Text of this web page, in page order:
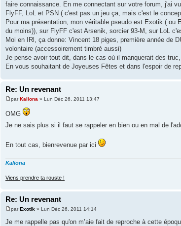
faire connaissance. En me connectant sur votre forum, j'ai
FlyFF, LoL et PSN ( c'est pas un jeu ça, mais c'est le
Pour ma présentation, mon véritable pseudo est Exotik (
du moins)), sur FlyFF c'est Arsenik, sorcier 93-M, sur LoL
Moi en IRl, ça donne: Vincent 18 piges, première année de
volontaire (accessoirement timbré aussi)
Je pense avoir tout dit, dans le cas où il manquerait des
En vous souhaitant de Joyeuses Fêtes et dans l'espoir de
Re: Un revenant
parKaliona » Lun Déc 26, 2011 13:47
OMG
Je ne sais plus si il faut se rappeler en bien ou en mal de
En tout cas, bienrevenue par ici
Kaliona
Viens prendre ta rouste !
Re: Un revenant
parExotik » Lun Déc 26, 2011 14:14
Je me rappelle pas qu'on m’aie fait de reproche à cette